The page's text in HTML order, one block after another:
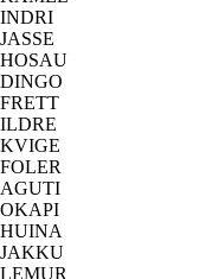
INDRI
JASSE
HOSAU
DINGO
FRETT
ILDRE
KVIGE
FOLER
AGUTI
OKAPI
HUINA
JAKKU
LEMUR